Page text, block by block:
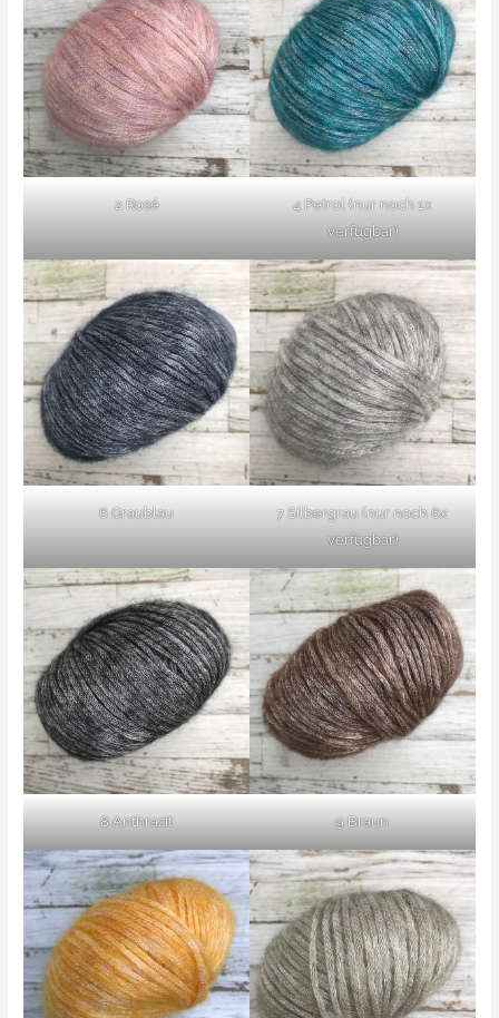
2 Rosé
4 Petrol (nur noch 1x
verfügbar)
6 Graublau
7 Silbergrau (nur noch 6x
verfügbar)
8 Anthrazit 9 Braun